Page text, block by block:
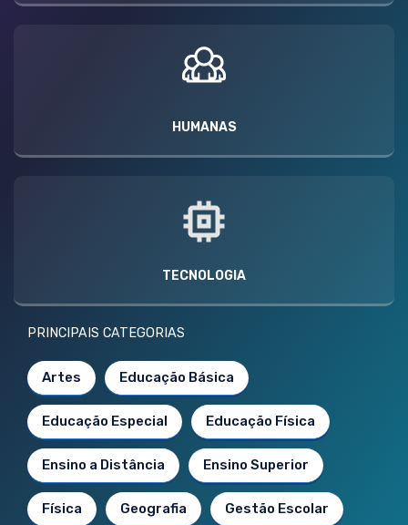
HUMANAS
TECNOLOGIA
PRINCIPAIS CATEGORIAS
Artes Educação Básica
Educação Especial Educação Física
Ensino a Distância Ensino Superior
Física Geografia Gestão Escolar